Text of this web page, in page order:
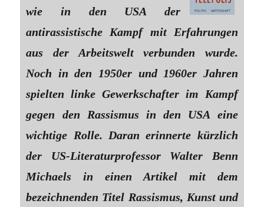
wie in den USA der
antirassistische Kampf mit Erfahrungen
aus der Arbeitswelt verbunden wurde.
Noch in den 1950er und 1960er Jahren
spielten linke Gewerkschafter im Kampf
gegen den Rassismus in den USA eine
wichtige Rolle. Daran erinnerte kürzlich
der US-Literaturprofessor Walter Benn
Michaels in einen Artikel mit dem
bezeichnenden Titel Rassismus, Kunst und